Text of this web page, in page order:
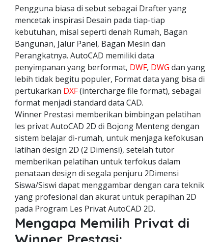
Pengguna biasa di sebut sebagai Drafter yang
mencetak inspirasi Desain pada tiap-tiap
kebutuhan, misal seperti denah Rumah, Bagan
Bangunan, Jalur Panel, Bagan Mesin dan
Perangkatnya. AutoCAD memiliki data
penyimpanan yang berformat, DWF, DWG dan yang
lebih tidak begitu populer, Format data yang bisa di
pertukarkan DXF(intercharge file format), sebagai
format menjadi standard data CAD.
Winner Prestasi memberikan bimbingan pelatihan
les privat AutoCAD 2D di Bojong Menteng dengan
sistem belajar di-rumah, untuk menjaga kefokusan
latihan design 2D (2 Dimensi), setelah tutor
memberikan pelatihan untuk terfokus dalam
penataan design di segala penjuru 2Dimensi
Siswa/Siswi dapat menggambar dengan cara teknik
yang profesional dan akurat untuk perapihan 2D
pada Program Les Privat AutoCAD 2D.
Mengapa Memilih Privat di